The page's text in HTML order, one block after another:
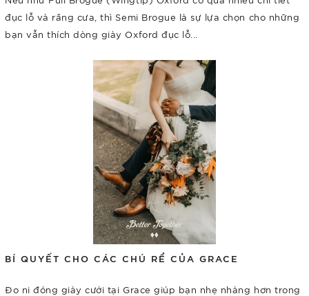
đục lỗ và răng cưa, thì Semi Brogue là sự lựa chọn cho những
bạn vẫn thích dòng giày Oxford đục lỗ...
BÍ QUYẾT CHO CÁC CHÚ RỂ CỦA GRACE
Đo ni đóng giày cưới tại Grace giúp bạn nhẹ nhàng hơn trong